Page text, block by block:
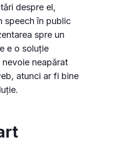
despre el,
speech în public
spre un
e o soluție
neapărat
atunci ar fi bine